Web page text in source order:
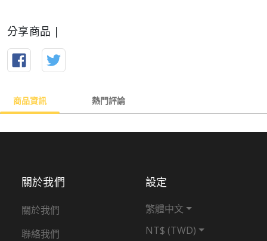
分享商品 |
商品資訊 熱門評論
關於我們
關於我們
聯絡我們
設定
繁體中文
NT$ (TWD)